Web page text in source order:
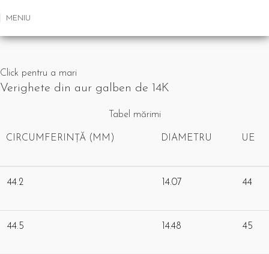
MENIU
Click pentru a mari
Verighete din aur galben de 14K
Tabel mărimi
CIRCUMFERINȚĂ (MM) DIAMETRU UE
44.2 14.07 44
44.5 14.48 45